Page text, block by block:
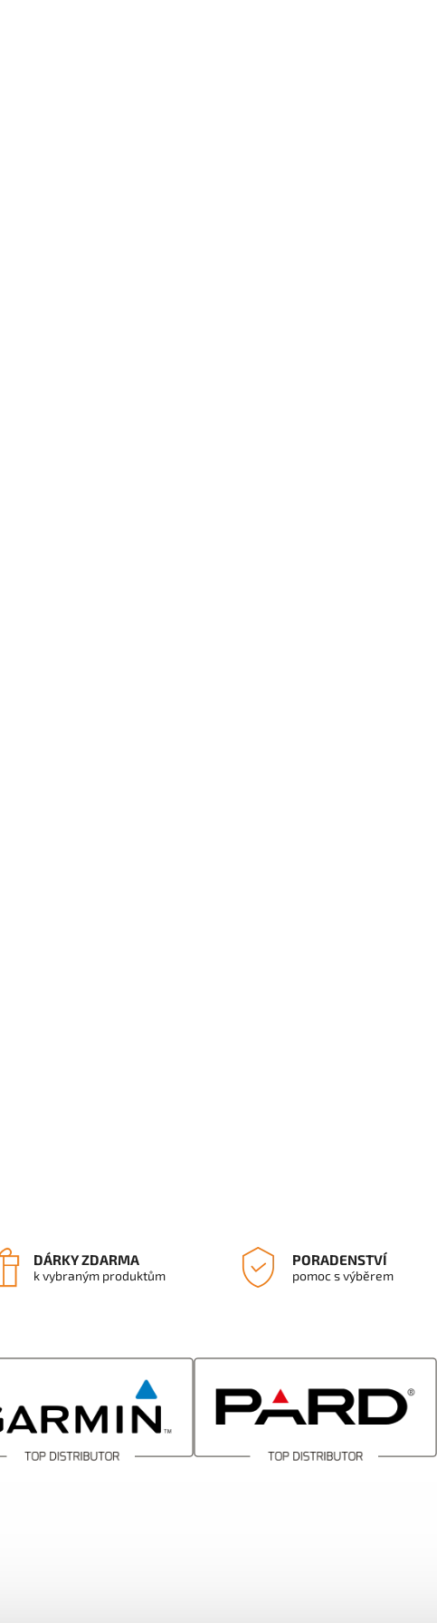
DÁRKY ZDARMA
k vybraným produktům
PORADENSTVÍ
pomoc s výběrem